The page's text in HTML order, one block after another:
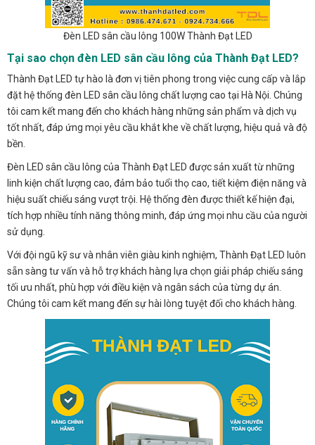
Đèn LED sân cầu lông 100W Thành Đạt LED
Tại sao chọn đèn LED sân cầu lông của Thành Đạt LED?
Thành Đạt LED tự hào là đơn vị tiên phong trong việc cung cấp và lắp
đặt hệ thống đèn LED sân cầu lông chất lượng cao tại Hà Nội. Chúng
tôi cam kết mang đến cho khách hàng những sản phẩm và dịch vụ
tốt nhất, đáp ứng mọi yêu cầu khắt khe về chất lượng, hiệu quả và độ
bền.
Đèn LED sân cầu lông của Thành Đạt LED được sản xuất từ những
linh kiện chất lượng cao, đảm bảo tuổi thọ cao, tiết kiệm điện năng và
hiệu suất chiếu sáng vượt trội. Hệ thống đèn được thiết kế hiện đại,
tích hợp nhiều tính năng thông minh, đáp ứng mọi nhu cầu của người
sử dụng.
Với đội ngũ kỹ sư và nhân viên giàu kinh nghiệm, Thành Đạt LED luôn
sẵn sàng tư vấn và hỗ trợ khách hàng lựa chọn giải pháp chiếu sáng
tối ưu nhất, phù hợp với điều kiện và ngân sách của từng dự án.
Chúng tôi cam kết mang đến sự hài lòng tuyệt đối cho khách hàng.